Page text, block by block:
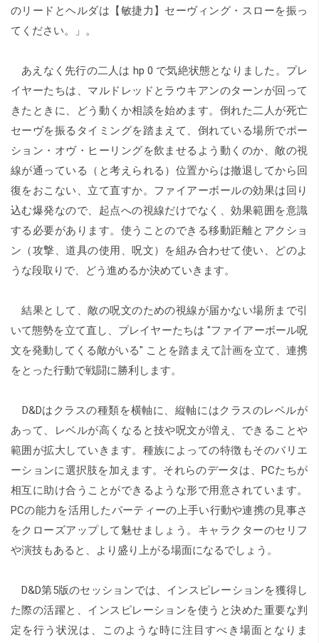
のリードとヘルダは【敏捷力】セーヴィング・スローを振っ
てください。」。
あえなく先行の二人は hp 0 で気絶状態となりました。プレ
イヤーたちは、マルドレッドとラウキアンのターンが回って
きたときに、どう動くか相談を始めます。倒れた二人が死亡
セーヴを振るタイミングを踏まえて、倒れている場所でポー
ション・オヴ・ヒーリングを飲ませるよう動くのか、敵の視
線が通っている（と考えられる）位置からは撤退してから回
復をおこない、立て直すか。ファイアーボールの効果は回り
込む爆発なので、起点への視線だけでなく、効果範囲を意識
する必要があります。使うことのできる移動距離とアクショ
ン（攻撃、道具の使用、呪文）を組み合わせて使い、どのよ
うな段取りで、どう進めるか決めていきます。
結果として、敵の呪文のための視線が届かない場所まで引
いて態勢を立て直し、プレイヤーたちは "ファイアーボール呪
文を発動してくる敵がいる" ことを踏まえて計画を立て、連携
をとった行動で戦闘に勝利します。
D&Dはクラスの種類を横軸に、縦軸にはクラスのレベルが
あって、レベルが高くなると技や呪文が増え、できることや
範囲が拡大していきます。種族によっての特徴もそのバリエ
ーションに選択肢を加えます。それらのデータは、PCたちが
相互に助け合うことができるような形で用意されています。
PCの能力を活用したパーティーの上手い行動や連携の見事さ
をクローズアップして魅せましょう。キャラクターのセリフ
や演技もあると、より盛り上がる場面になるでしょう。
D&D第5版のセッションでは、インスピレーションを獲得し
た際の活躍と、インスピレーションを使うと決めた重要な判
定を行う状況は、このような時に注目すべき場面となりま